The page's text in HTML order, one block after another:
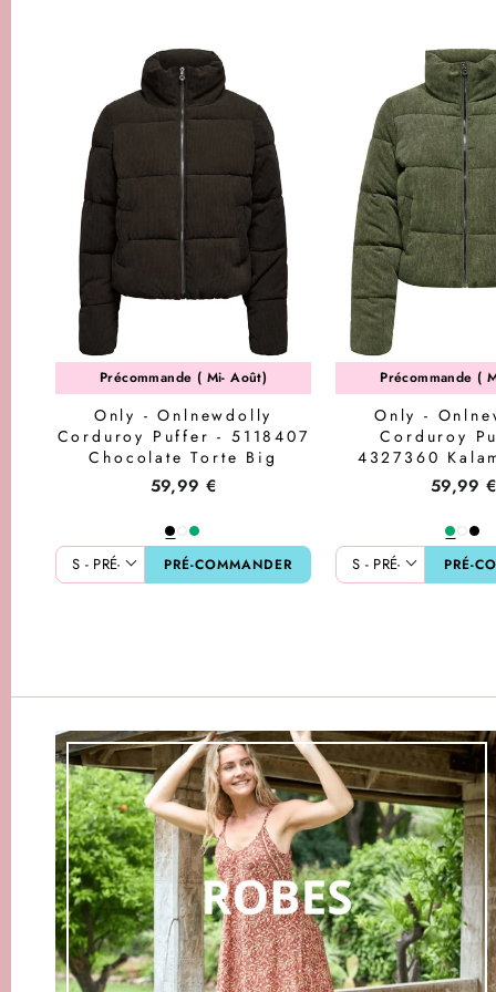
Précommande ( Mi- Août)
Only - Onlnewdolly
Corduroy Puffer - 5118407
Chocolate Torte Big
Corduroy Pattern
59,99 €
PRÉ-COMMANDER
Précommande (
Only -
Corduroy
4327360
Corduroy
59,99 €
PRÉ-